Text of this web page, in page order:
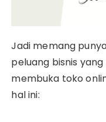
Jadi memang
peluang bisnis
membuka toko
hal ini: